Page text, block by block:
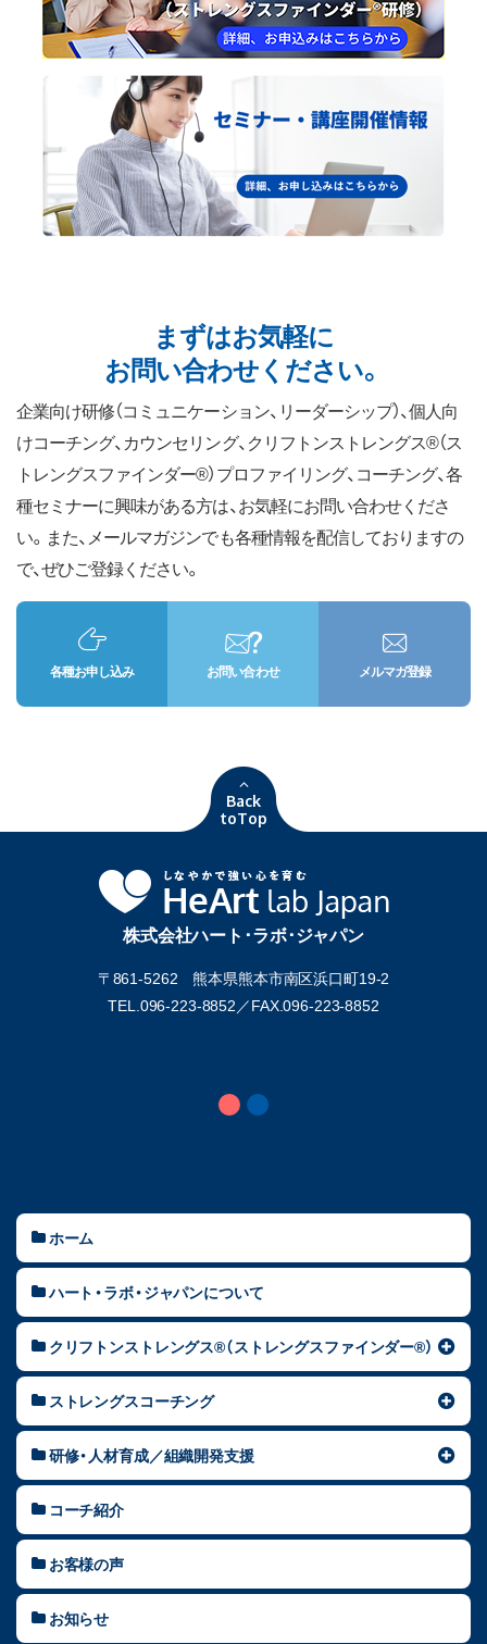
まずはお気軽に
お問い合わせください。
企業向け研修（コミュニケーション、リーダーシップ）、個人向
けコーチング、カウンセリング、クリフトンストレングス®（ス
トレングスファインダー®）プロファイリング、コーチング、各
種セミナーに興味がある方は、お気軽にお問い合わせくださ
い。また、メールマガジンでも各種情報を配信しておりますの
で、ぜひご登録ください。
各種お申し込み お問い合わせ メルマガ登録
Back
toTop
株式会社ハート･ラボ･ジャパン
〒861-5262 熊本県熊本市南区浜口町19-2
TEL.096-223-8852／FAX.096-223-8852
ホーム
ハート・ラボ・ジャパンについて
クリフトンストレングス®（ストレングスファインダー®）
ストレングスコーチング
研修・人材育成／組織開発支援
コーチ紹介
お客様の声
お知らせ